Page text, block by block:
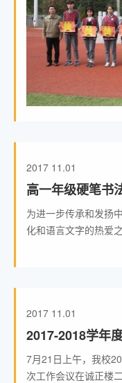
2017 11.01
高一年级硬笔书
为进一步传承和发扬
化和语言文字的热爱
2017 11.01
2017-2018学年
会议召开
7月21日上午，我校
次工作会议在诚正楼